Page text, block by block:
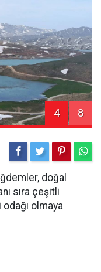
4 8
doğal
sıra çeşitli
olmaya